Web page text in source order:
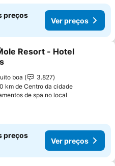
preços
Ver preços
aos favoritos
Resort - Hotel
boa
3.827
km de Centro da cidade
de spa no local
preços
Ver preços